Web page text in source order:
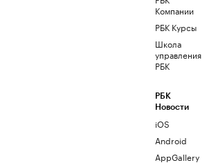
Компании
РБК Курсы
Школа
управления
РБК
РБК
Новости
iOS
Android
AppGallery